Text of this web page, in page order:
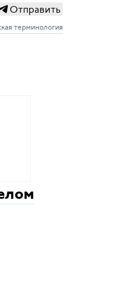
Отправить
терминология